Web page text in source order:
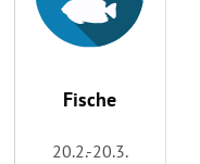
Fische
20.2.-20.3.